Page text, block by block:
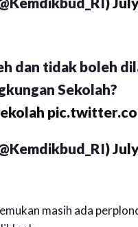
dan tidak boleh
Sekolah?
masih ada